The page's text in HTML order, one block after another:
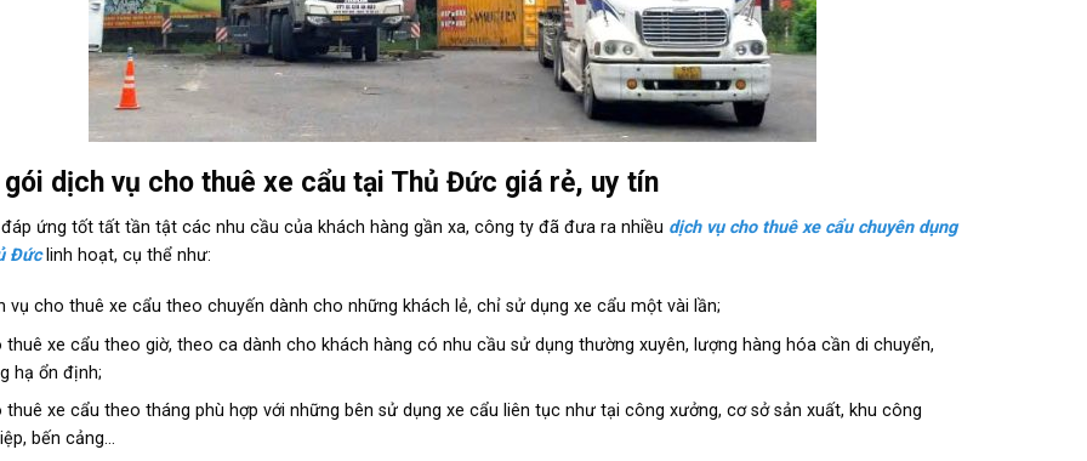
dịch vụ cho thuê xe cẩu tại Thủ Đức giá rẻ, uy tín
ứng tốt tất tần tật các nhu cầu của khách hàng gần xa, công ty đã đưa ra nhiều dịch vụ cho thuê xe cẩu chuyên dụng
Đứclinh hoạt, cụ thể như:
vụ cho thuê xe cẩu theo chuyến dành cho những khách lẻ, chỉ sử dụng xe cẩu một vài lần;
thuê xe cẩu theo giờ, theo ca dành cho khách hàng có nhu cầu sử dụng thường xuyên, lượng hàng hóa cần di chuyển,
hạ ổn định;
thuê xe cẩu theo tháng phù hợp với những bên sử dụng xe cẩu liên tục như tại công xưởng, cơ sở sản xuất, khu công
bến cảng…